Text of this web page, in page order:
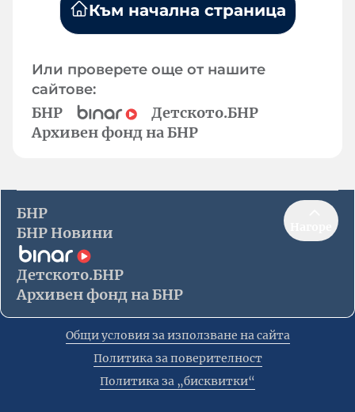
Към начална страница
Или проверете още от нашите
сайтове:
БНР
Детското.БНР
Архивен фонд на БНР
БНР
БНР Новини
Детското.БНР
Архивен фонд на БНР
Общи условия за използване на сайта
Политика за поверителност
Политика за „бисквитки“